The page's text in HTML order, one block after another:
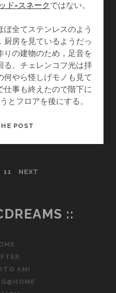
ド=スネーク ではない。
全てステンレスのよう
厨房を見ているようだっ
りの建物のため，足音を
る。チェレンコフ光は拝
やら怪しげモノも見て
仕事も終えたので階下に
とフロアを後にする。
POST
夢
11 NEXT
::
AMI